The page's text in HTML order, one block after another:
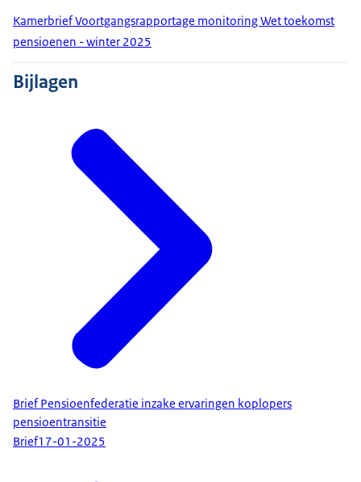
Kamerbrief Voortgangsrapportage monitoring Wet toekomst
pensioenen - winter 2025
Bijlagen
Brief Pensioenfederatie inzake ervaringen koplopers
pensioentransitie
Brief17-01-2025